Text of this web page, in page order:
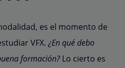
es el momento de
VFX. ¿En qué debo
formación? Lo cierto es